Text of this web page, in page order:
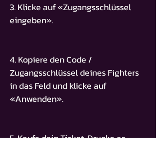
3. Klicke auf «Zugangsschlüssel
eingeben».
4. Kopiere den Code /
Zugangsschlüssel deines Fighters
in das Feld und klicke auf
«Anwenden».
5. Kaufe dein Ticket. Drucke es